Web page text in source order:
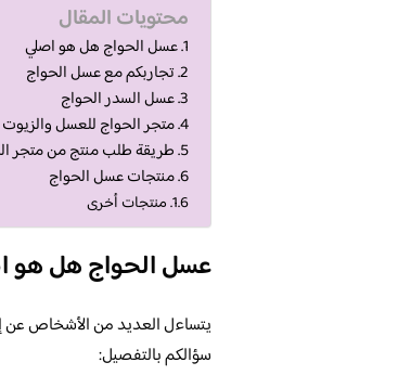
محتويات المقال
عسل الحواج هل هو اصلي
تجاربكم مع عسل الحواج
عسل السدر الحواج
متجر الحواج للعسل والزيوت
طريقة طلب منتج من متجر
منتجات عسل الحواج
منتجات أخرى
عسل الحواج هل هو
يتساءل العديد من الأشخاص عن
سؤالكم بالتفصيل: